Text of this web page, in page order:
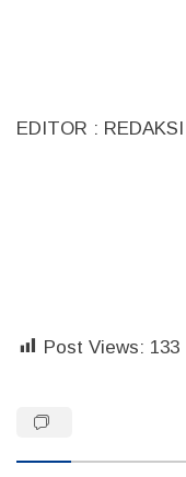
EDITOR : REDAKSI
Post Views: 133